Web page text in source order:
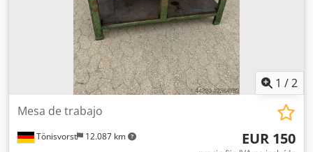
1 /2
Tönisvorst 12.087 km
Mesa de trabajo
EUR 150